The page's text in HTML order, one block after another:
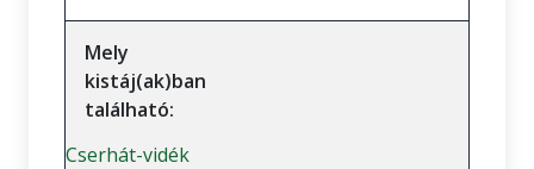
Mely
kistáj(ak)ban
található:
Cserhát-vidék